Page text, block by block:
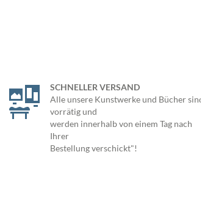
SCHNELLER VERSAND
Alle unsere Kunstwerke und Bücher sind
vorrätig und
werden innerhalb von einem Tag nach
Ihrer
Bestellung verschickt"!